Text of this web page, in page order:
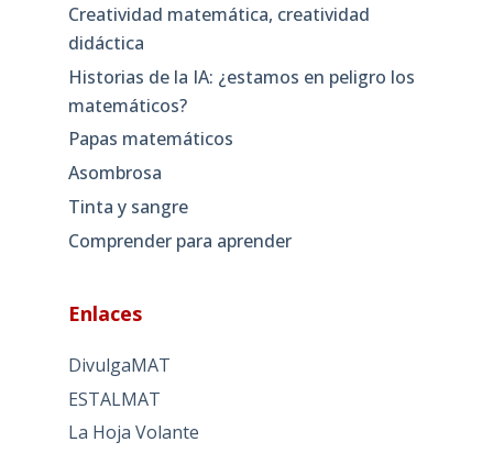
Creatividad matemática, creatividad
didáctica
Historias de la IA: ¿estamos en peligro los
matemáticos?
Papas matemáticos
Asombrosa
Tinta y sangre
Comprender para aprender
Enlaces
DivulgaMAT
ESTALMAT
La Hoja Volante